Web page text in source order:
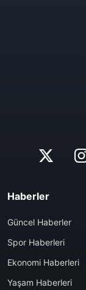
Haberler
Güncel Haberler
Spor Haberleri
Ekonomi Haberleri
Yaşam Haberleri